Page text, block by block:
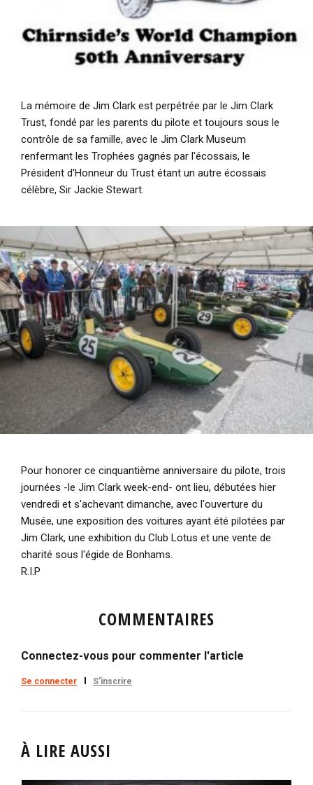
La mémoire de Jim Clark est perpétrée par le Jim Clark
Trust, fondé par les parents du pilote et toujours sous le
contrôle de sa famille, avec le Jim Clark Museum
renfermant les Trophées gagnés par l'écossais, le
Président d'Honneur du Trust étant un autre écossais
célèbre, Sir Jackie Stewart.
Pour honorer ce cinquantième anniversaire du pilote, trois
journées -le Jim Clark week-end- ont lieu, débutées hier
vendredi et s'achevant dimanche, avec l'ouverture du
Musée, une exposition des voitures ayant été pilotées par
Jim Clark, une exhibition du Club Lotus et une vente de
charité sous l'égide de Bonhams.
R.I.P
COMMENTAIRES
Connectez-vous pour commenter l'article
Se connecter S'inscrire
À LIRE AUSSI